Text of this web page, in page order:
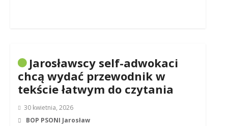
Jarosławscy self-adwokaci
chcą wydać przewodnik w
tekście łatwym do czytania
30 kwietnia, 2026
BOP PSONI Jarosław